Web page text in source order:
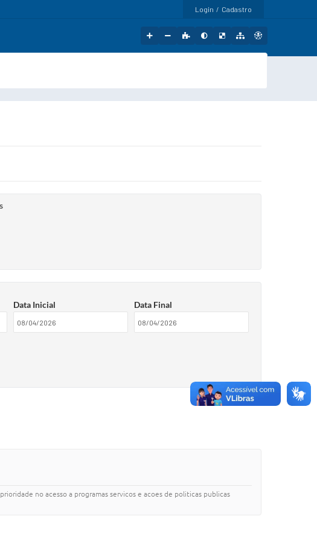
Login / Cadastro
Data Inicial Data Final
no acesso a programas servicos e acoes de politicas publicas